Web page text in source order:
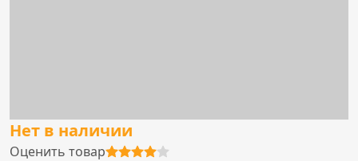
Нет в наличии
Оценить товар